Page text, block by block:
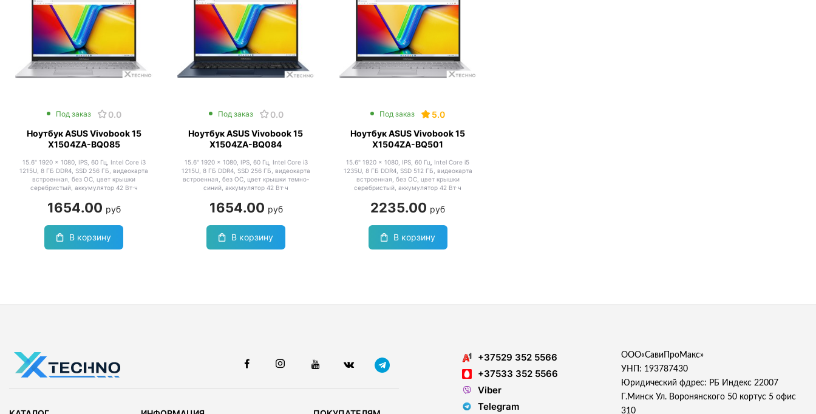
Под заказ
0.0
Ноутбук ASUS Vivobook 15
X1504ZA-BQ085
15.6" 1920 x 1080, IPS, 60 Гц, Intel Core i3
1215U, 8 ГБ DDR4, SSD 256 ГБ, видеокарта
встроенная, без ОС, цвет крышки
серебристый, аккумулятор 42 Вт·ч
1654.00 руб
В корзину
Под заказ
0.0
Ноутбук ASUS Vivobook 15
X1504ZA-BQ084
15.6" 1920 x 1080, IPS, 60 Гц, Intel Core i3
1215U, 8 ГБ DDR4, SSD 256 ГБ, видеокарта
встроенная, без ОС, цвет крышки темно-
синий, аккумулятор 42 Вт·ч
1654.00 руб
В корзину
Под заказ
5.0
Ноутбук ASUS Vivobook 15
X1504ZA-BQ501
15.6" 1920 x 1080, IPS, 60 Гц, Intel Core i5
1235U, 8 ГБ DDR4, SSD 512 ГБ, видеокарта
встроенная, без ОС, цвет крышки
серебристый, аккумулятор 42 Вт·ч
2235.00 руб
В корзину
+37529 352 5566
+37533 352 5566
Viber
Telegram
ООО«СавиПроМакс»
УНП: 193787430
Юридический фдрес: РБ Индекс 22007
Г.Минск Ул. Воронянского 50 кортус 5 офис
310